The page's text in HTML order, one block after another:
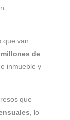
que van
de
inmueble y
que
, lo